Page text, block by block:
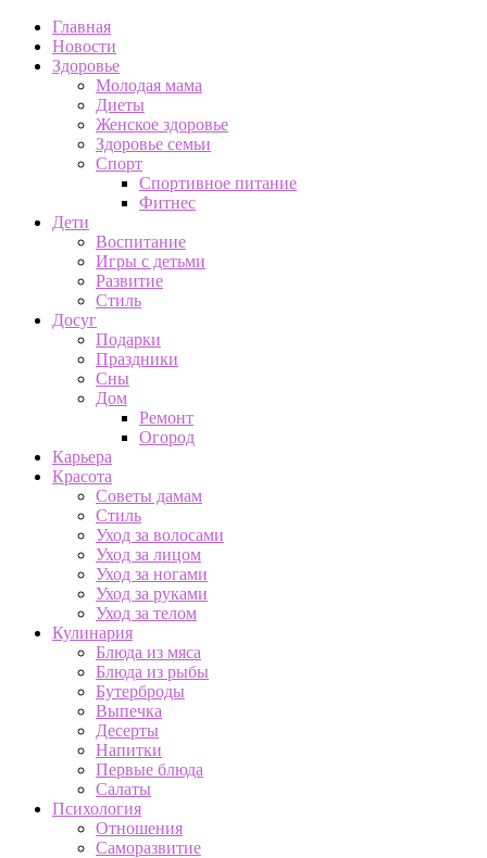
Главная
Новости
Здоровье
Молодая мама
Диеты
Женское здоровье
Здоровье семьи
Спорт
Спортивное питание
Фитнес
Дети
Воспитание
Игры с детьми
Развитие
Стиль
Досуг
Подарки
Праздники
Сны
Дом
Ремонт
Огород
Карьера
Красота
Советы дамам
Стиль
Уход за волосами
Уход за лицом
Уход за ногами
Уход за руками
Уход за телом
Кулинария
Блюда из мяса
Блюда из рыбы
Бутерброды
Выпечка
Десерты
Напитки
Первые блюда
Салаты
Психология
Отношения
Саморазвитие